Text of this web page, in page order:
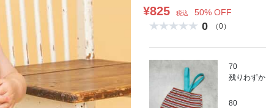
¥825
税込 50% OFF
0 （0）
70
残りわずか
80